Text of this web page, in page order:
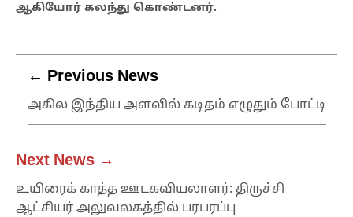
ஆகியோர் கலந்து கொண்டனர்.
← Previous News
அகில இந்திய அளவில் கடிதம் எழுதும் போட்டி
Next News →
உயிரைக் காத்த ஊடகவியலாளர்: திருச்சி
ஆட்சியர் அலுவலகத்தில் பரபரப்பு